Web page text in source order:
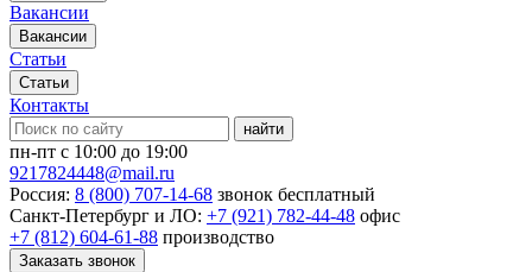
Вакансии
Вакансии
Статьи
Статьи
Контакты
найти
пн-пт с 10:00 до 19:00
9217824448@mail.ru
Россия: 8 (800) 707-14-68 звонок бесплатный
Санкт-Петербург и ЛО: +7 (921) 782-44-48 офис
+7 (812) 604-61-88 производство
Заказать звонок